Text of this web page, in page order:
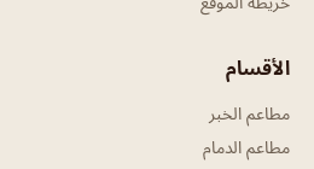
الأقسام
مطاعم الخبر
مطاعم الدمام